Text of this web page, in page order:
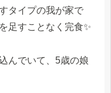
タイプの我が家で
足すことなく完食✨
んでいて、5歳の娘